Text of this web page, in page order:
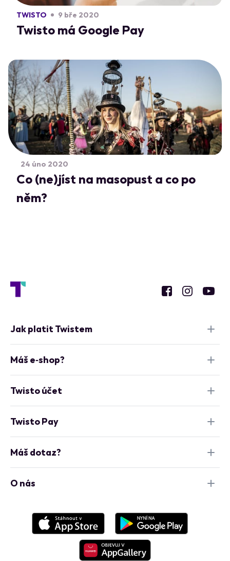
TWISTO 9 bře 2020
Twisto má Google Pay
24 úno 2020
Co (ne)jíst na masopust a co po
něm?
Jak platit Twistem
Máš e‑shop?
Twisto účet
Twisto Pay
Máš dotaz?
O nás